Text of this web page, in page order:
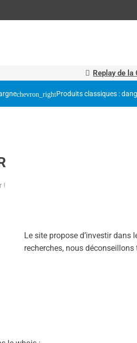
Replay de la
Produits classiques :
!
Le site propose d’investir dans
recherches, nous